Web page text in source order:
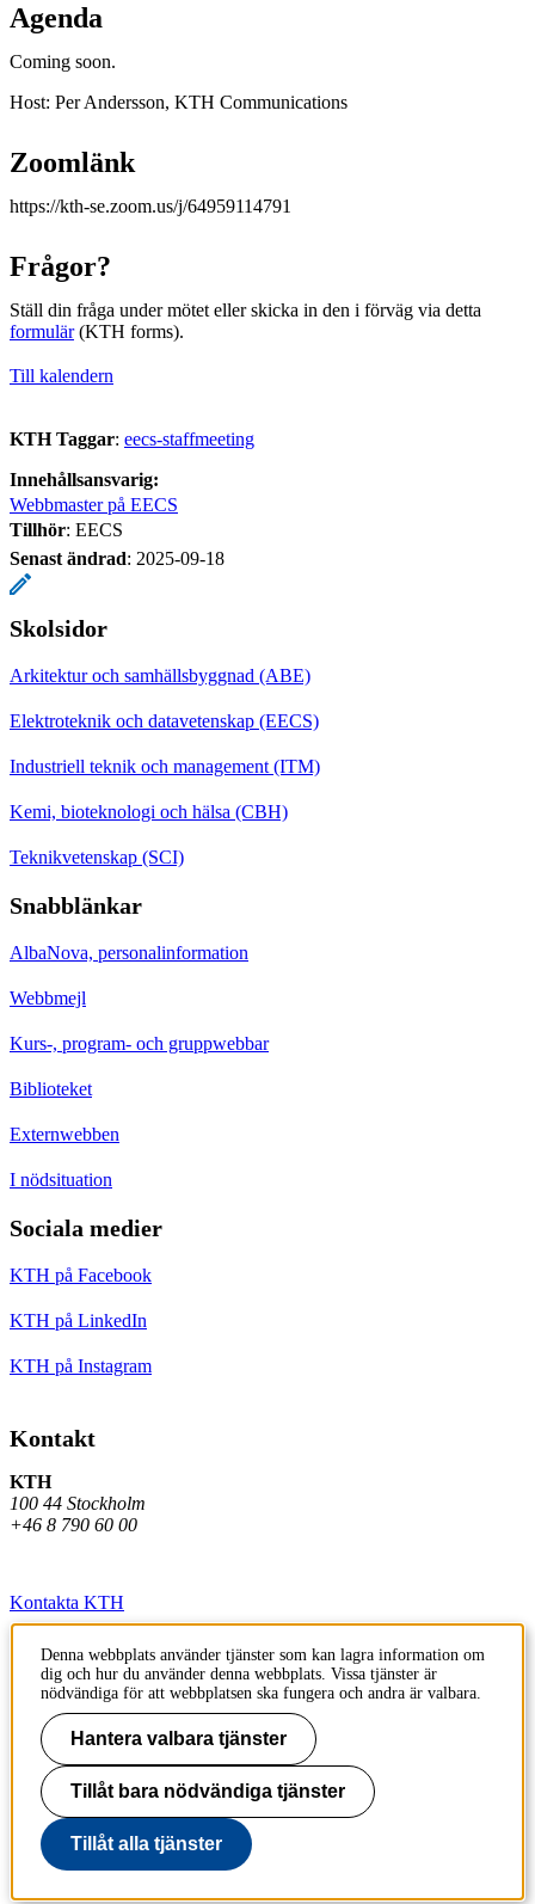
Agenda
Coming soon.
Host: Per Andersson, KTH Communications
Zoomlänk
https://kth-se.zoom.us/j/64959114791
Frågor?
Ställ din fråga under mötet eller skicka in den i förväg via detta
formulär(KTH forms).
Till kalendern
KTH Taggar: eecs-staffmeeting
Innehållsansvarig:
Webbmaster på EECS
Tillhör: EECS
Senast ändrad: 2025-09-18
Skolsidor
Arkitektur och samhällsbyggnad (ABE)
Elektroteknik och datavetenskap (EECS)
Industriell teknik och management (ITM)
Kemi, bioteknologi och hälsa (CBH)
Teknikvetenskap (SCI)
Snabblänkar
AlbaNova, personalinformation
Webbmejl
Kurs-, program- och gruppwebbar
Biblioteket
Externwebben
I nödsituation
Sociala medier
KTH på Facebook
KTH på LinkedIn
KTH på Instagram
Kontakt
KTH
100 44 Stockholm
+46 8 790 60 00
Kontakta KTH
Jobba på KTH
Press och media
Faktura och betalning KTH
Om KTH:s webbplatser
Tillgänglighetsredogörelse
Denna webbplats använder tjänster som kan lagra information om
dig och hur du använder denna webbplats. Vissa tjänster är
nödvändiga för att webbplatsen ska fungera och andra är valbara.
Hantera valbara tjänster
Tillåt bara nödvändiga tjänster
Tillåt alla tjänster